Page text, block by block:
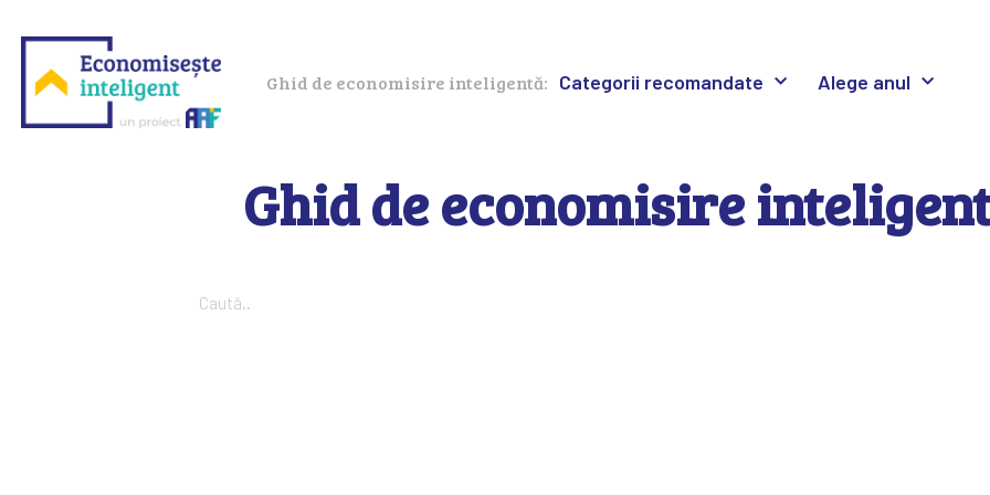
Ghid de economisire inteligentă: Categorii recomandate Alege anul
Ghid de economisire